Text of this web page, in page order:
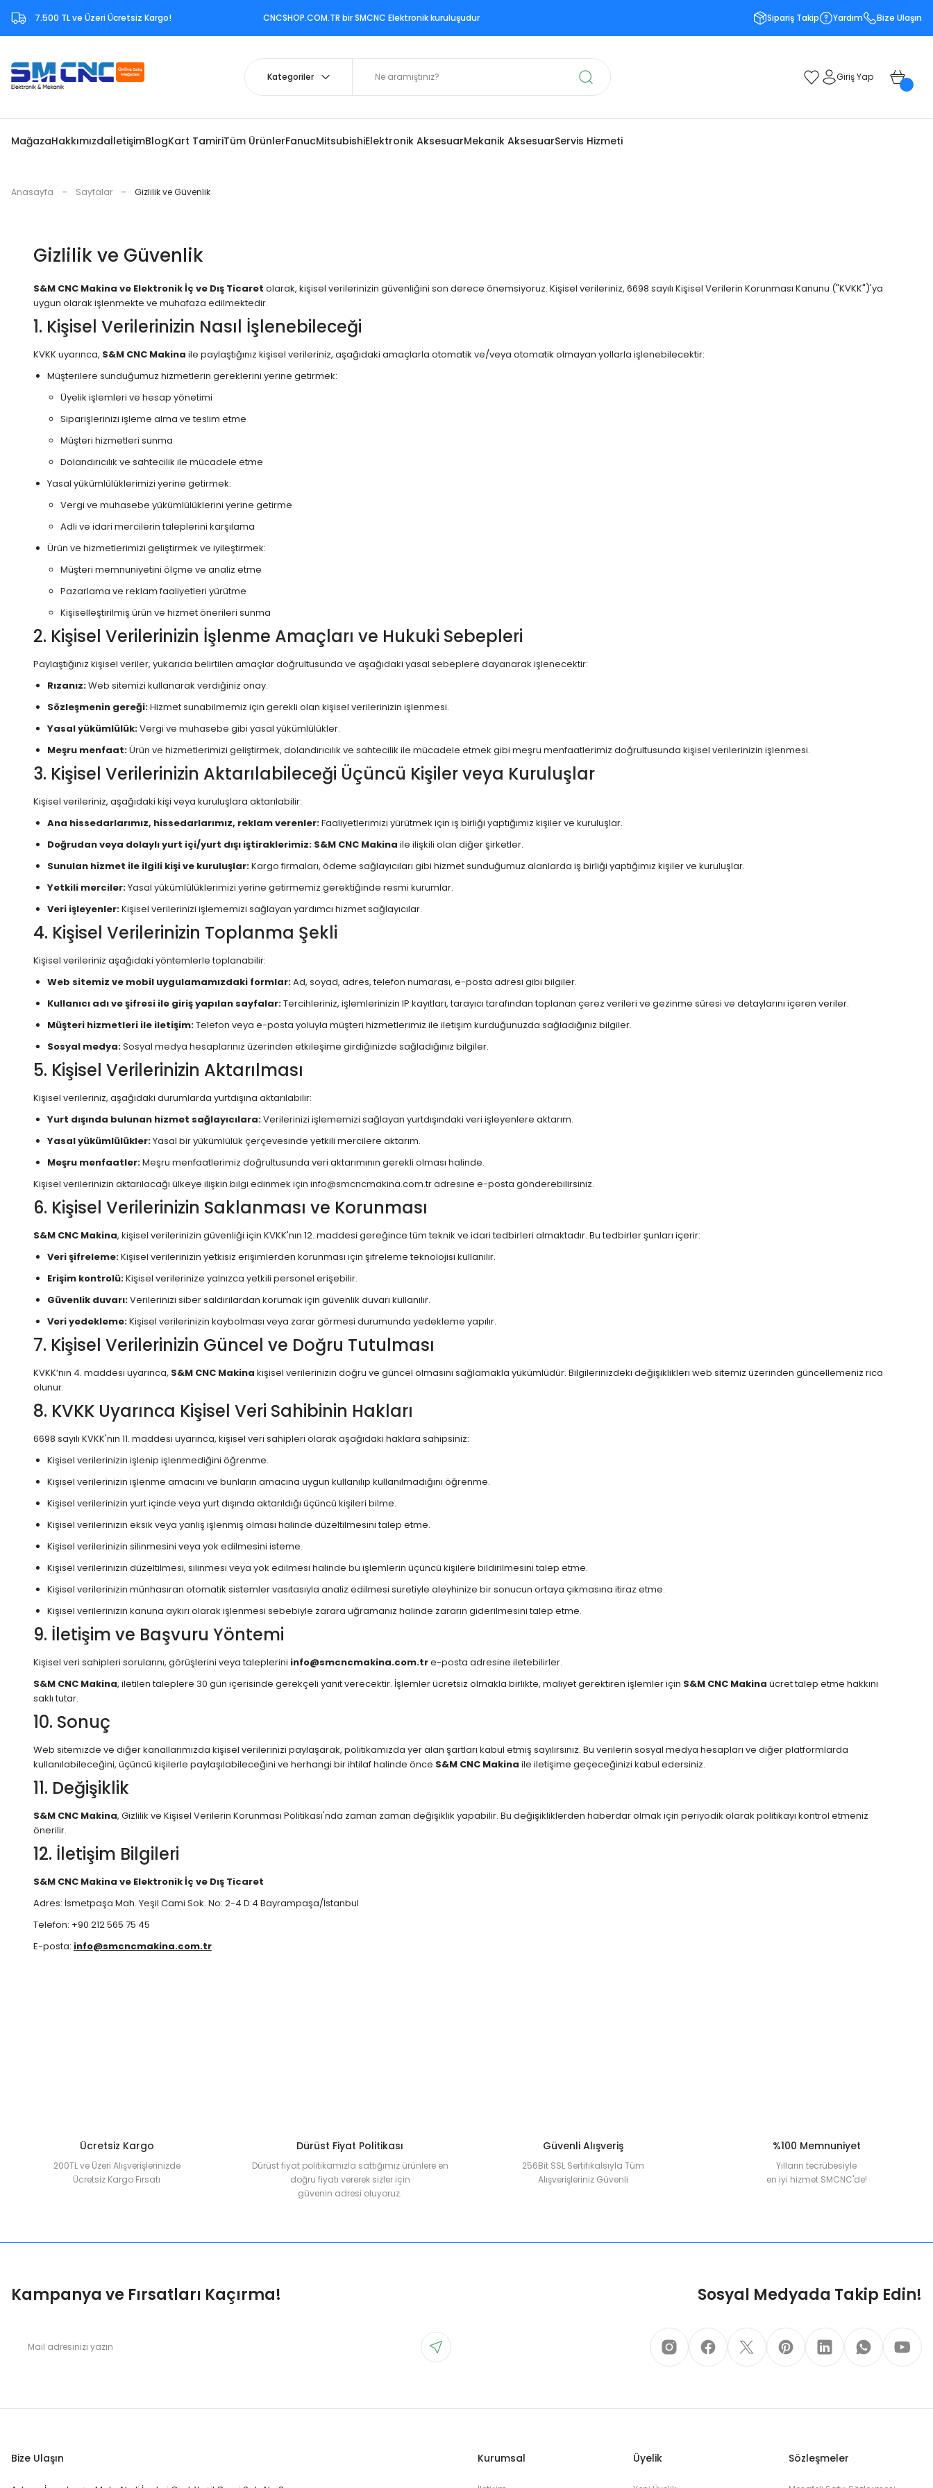
7.500 TL ve Üzeri Ücretsiz Kargo!‎ CNCSHOP.COM.TR ‎bir SMCNC Elektronik kuruluşudur Sipariş Takip Yardım Bize Ulaşın
Giriş Yap
MağazaHakkımızdaİletişimBlogKart TamiriTüm ÜrünlerFanucMitsubishiElektronik AksesuarMekanik AksesuarServis Hizmeti
Anasayfa Sayfalar Gizlilik ve Güvenlik
Gizlilik ve Güvenlik
S&M CNC Makina ve Elektronik İç ve Dış Ticaret olarak, kişisel verilerinizin güvenliğini son derece önemsiyoruz. Kişisel verileriniz, 6698 sayılı Kişisel Verilerin Korunması Kanunu ("KVKK")'ya
uygun olarak işlenmekte ve muhafaza edilmektedir.
1. Kişisel Verilerinizin Nasıl İşlenebileceği
KVKK uyarınca, S&M CNC Makina ile paylaştığınız kişisel verileriniz, aşağıdaki amaçlarla otomatik ve/veya otomatik olmayan yollarla işlenebilecektir:
Müşterilere sunduğumuz hizmetlerin gereklerini yerine getirmek:
Üyelik işlemleri ve hesap yönetimi
Siparişlerinizi işleme alma ve teslim etme
Müşteri hizmetleri sunma
Dolandırıcılık ve sahtecilik ile mücadele etme
Yasal yükümlülüklerimizi yerine getirmek:
Vergi ve muhasebe yükümlülüklerini yerine getirme
Adli ve idari mercilerin taleplerini karşılama
Ürün ve hizmetlerimizi geliştirmek ve iyileştirmek:
Müşteri memnuniyetini ölçme ve analiz etme
Pazarlama ve reklam faaliyetleri yürütme
Kişiselleştirilmiş ürün ve hizmet önerileri sunma
2. Kişisel Verilerinizin İşlenme Amaçları ve Hukuki Sebepleri
Paylaştığınız kişisel veriler, yukarıda belirtilen amaçlar doğrultusunda ve aşağıdaki yasal sebeplere dayanarak işlenecektir:
Rızanız:Web sitemizi kullanarak verdiğiniz onay.
Sözleşmenin gereği:Hizmet sunabilmemiz için gerekli olan kişisel verilerinizin işlenmesi.
Yasal yükümlülük:Vergi ve muhasebe gibi yasal yükümlülükler.
Meşru menfaat:Ürün ve hizmetlerimizi geliştirmek, dolandırıcılık ve sahtecilik ile mücadele etmek gibi meşru menfaatlerimiz doğrultusunda kişisel verilerinizin işlenmesi.
3. Kişisel Verilerinizin Aktarılabileceği Üçüncü Kişiler veya Kuruluşlar
Kişisel verileriniz, aşağıdaki kişi veya kuruluşlara aktarılabilir:
Ana hissedarlarımız, hissedarlarımız, reklam verenler:Faaliyetlerimizi yürütmek için iş birliği yaptığımız kişiler ve kuruluşlar.
Doğrudan veya dolaylı yurt içi/yurt dışı iştiraklerimiz: S&M CNC Makina ile ilişkili olan diğer şirketler.
Sunulan hizmet ile ilgili kişi ve kuruluşlar:Kargo firmaları, ödeme sağlayıcıları gibi hizmet sunduğumuz alanlarda iş birliği yaptığımız kişiler ve kuruluşlar.
Yetkili merciler:Yasal yükümlülüklerimizi yerine getirmemiz gerektiğinde resmi kurumlar.
Veri işleyenler:Kişisel verilerinizi işlememizi sağlayan yardımcı hizmet sağlayıcılar.
4. Kişisel Verilerinizin Toplanma Şekli
Kişisel verileriniz aşağıdaki yöntemlerle toplanabilir:
Web sitemiz ve mobil uygulamamızdaki formlar:Ad, soyad, adres, telefon numarası, e-posta adresi gibi bilgiler.
Kullanıcı adı ve şifresi ile giriş yapılan sayfalar:Tercihleriniz, işlemlerinizin IP kayıtları, tarayıcı tarafından toplanan çerez verileri ve gezinme süresi ve detaylarını içeren veriler.
Müşteri hizmetleri ile iletişim:Telefon veya e-posta yoluyla müşteri hizmetlerimiz ile iletişim kurduğunuzda sağladığınız bilgiler.
Sosyal medya:Sosyal medya hesaplarınız üzerinden etkileşime girdiğinizde sağladığınız bilgiler.
5. Kişisel Verilerinizin Aktarılması
Kişisel verileriniz, aşağıdaki durumlarda yurtdışına aktarılabilir:
Yurt dışında bulunan hizmet sağlayıcılara:Verilerinizi işlememizi sağlayan yurtdışındaki veri işleyenlere aktarım.
Yasal yükümlülükler:Yasal bir yükümlülük çerçevesinde yetkili mercilere aktarım.
Meşru menfaatler:Meşru menfaatlerimiz doğrultusunda veri aktarımının gerekli olması halinde.
Kişisel verilerinizin aktarılacağı ülkeye ilişkin bilgi edinmek için info@smcncmakina.com.tradresine e-posta gönderebilirsiniz.
6. Kişisel Verilerinizin Saklanması ve Korunması
S&M CNC Makina, kişisel verilerinizin güvenliği için KVKK'nın 12. maddesi gereğince tüm teknik ve idari tedbirleri almaktadır. Bu tedbirler şunları içerir:
Veri şifreleme:Kişisel verilerinizin yetkisiz erişimlerden korunması için şifreleme teknolojisi kullanılır.
Erişim kontrolü:Kişisel verilerinize yalnızca yetkili personel erişebilir.
Güvenlik duvarı:Verilerinizi siber saldırılardan korumak için güvenlik duvarı kullanılır.
Veri yedekleme:Kişisel verilerinizin kaybolması veya zarar görmesi durumunda yedekleme yapılır.
7. Kişisel Verilerinizin Güncel ve Doğru Tutulması
KVKK’nın 4. maddesi uyarınca, S&M CNC Makina kişisel verilerinizin doğru ve güncel olmasını sağlamakla yükümlüdür. Bilgilerinizdeki değişiklikleri web sitemiz üzerinden güncellemeniz rica
olunur.
8. KVKK Uyarınca Kişisel Veri Sahibinin Hakları
6698 sayılı KVKK'nın 11. maddesi uyarınca, kişisel veri sahipleri olarak aşağıdaki haklara sahipsiniz:
Kişisel verilerinizin işlenip işlenmediğini öğrenme.
Kişisel verilerinizin işlenme amacını ve bunların amacına uygun kullanılıp kullanılmadığını öğrenme.
Kişisel verilerinizin yurt içinde veya yurt dışında aktarıldığı üçüncü kişileri bilme.
Kişisel verilerinizin eksik veya yanlış işlenmiş olması halinde düzeltilmesini talep etme.
Kişisel verilerinizin silinmesini veya yok edilmesini isteme.
Kişisel verilerinizin düzeltilmesi, silinmesi veya yok edilmesi halinde bu işlemlerin üçüncü kişilere bildirilmesini talep etme.
Kişisel verilerinizin münhasıran otomatik sistemler vasıtasıyla analiz edilmesi suretiyle aleyhinize bir sonucun ortaya çıkmasına itiraz etme.
Kişisel verilerinizin kanuna aykırı olarak işlenmesi sebebiyle zarara uğramanız halinde zararın giderilmesini talep etme.
9. İletişim ve Başvuru Yöntemi
Kişisel veri sahipleri sorularını, görüşlerini veya taleplerini info@smcncmakina.com.tre-posta adresine iletebilirler.
S&M CNC Makina, iletilen taleplere 30 gün içerisinde gerekçeli yanıt verecektir. İşlemler ücretsiz olmakla birlikte, maliyet gerektiren işlemler için S&M CNC Makina ücret talep etme hakkını
saklı tutar.
10. Sonuç
Web sitemizde ve diğer kanallarımızda kişisel verilerinizi paylaşarak, politikamızda yer alan şartları kabul etmiş sayılırsınız. Bu verilerin sosyal medya hesapları ve diğer platformlarda
kullanılabileceğini, üçüncü kişilerle paylaşılabileceğini ve herhangi bir ihtilaf halinde önce S&M CNC Makina ile iletişime geçeceğinizi kabul edersiniz.
11. Değişiklik
S&M CNC Makina, Gizlilik ve Kişisel Verilerin Korunması Politikası'nda zaman zaman değişiklik yapabilir. Bu değişikliklerden haberdar olmak için periyodik olarak politikayı kontrol etmeniz
önerilir.
12. İletişim Bilgileri
S&M CNC Makina ve Elektronik İç ve Dış Ticaret
Adres: İsmetpaşa Mah. Yeşil Cami Sok. No: 2-4 D:4 Bayrampaşa/İstanbul
Telefon: +90 212 565 75 45
E-posta: info@smcncmakina.com.tr
Ücretsiz Kargo
200TL ve Üzeri Alışverişlerinizde
Ücretsiz Kargo Fırsatı
Dürüst Fiyat Politikası
Dürüst fiyat politikamızla sattığımız ürünlere en
doğru fiyatı vererek sizler için
güvenin adresi oluyoruz.
Güvenli Alışveriş
256Bit SSL Sertifikalsıyla Tüm
Alışverişleriniz Güvenli
%100 Memnuniyet
Yılların tecrübesiyle
en iyi hizmet SMCNC'de!
Kampanya ve Fırsatları Kaçırma! Sosyal Medyada Takip Edin!
Bize Ulaşın Kurumsal Üyelik Sözleşmeler